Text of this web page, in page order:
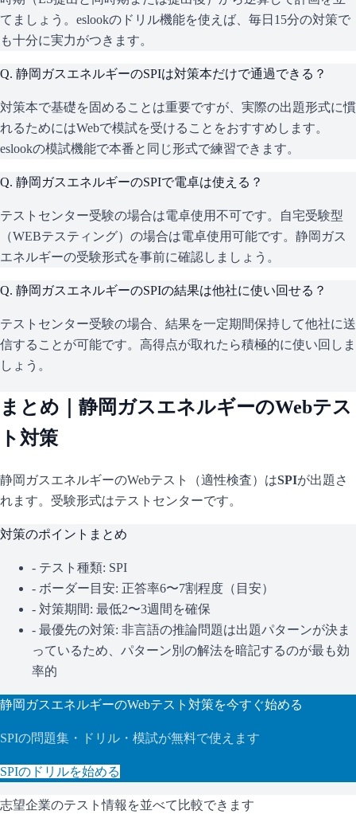
てましょう。eslookのドリル機能を使えば、毎日15分の対策で
も十分に実力がつきます。
Q. 静岡ガスエネルギーのSPIは対策本だけで通過できる？
対策本で基礎を固めることは重要ですが、実際の出題形式に慣
れるためにはWebで模試を受けることをおすすめします。
eslookの模試機能で本番と同じ形式で練習できます。
Q. 静岡ガスエネルギーのSPIで電卓は使える？
テストセンター受験の場合は電卓使用不可です。自宅受験型
（WEBテスティング）の場合は電卓使用可能です。静岡ガス
エネルギーの受験形式を事前に確認しましょう。
Q. 静岡ガスエネルギーのSPIの結果は他社に使い回せる？
テストセンター受験の場合、結果を一定期間保持して他社に送
信することが可能です。高得点が取れたら積極的に使い回しま
しょう。
まとめ｜ 静岡ガスエネルギーのWebテス
ト対策
静岡ガスエネルギーのWebテスト（適性検査）はSPIが出題さ
れます。 受験形式はテストセンターです。
対策のポイントまとめ
- テスト種類: SPI
- ボーダー目安: 正答率6〜7割程度（目安）
- 対策期間: 最低2〜3週間を確保
- 最優先の対策: 非言語の推論問題は出題パターンが決ま
っているため、パターン別の解法を暗記するのが最も効
率的
静岡ガスエネルギーのWebテスト対策を今すぐ始める
SPIの問題集・ドリル・模試が無料で使えます
SPIのドリルを始める
志望企業のテスト情報を並べて比較できます